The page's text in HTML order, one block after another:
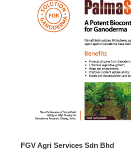
FGV Agri Services Sdn Bhd